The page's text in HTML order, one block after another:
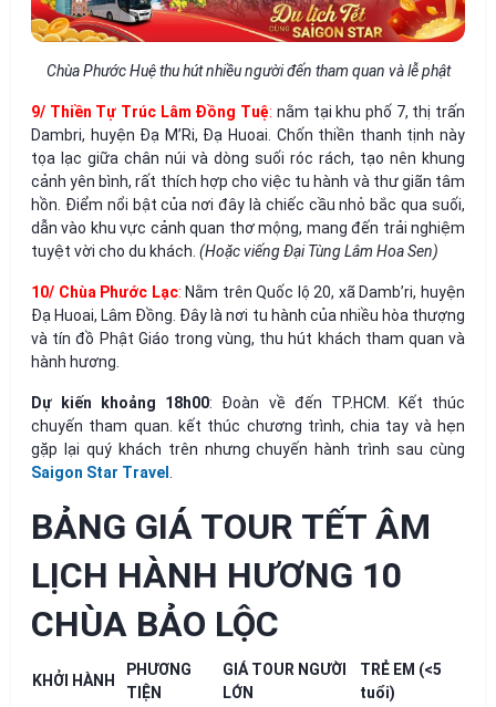
Chùa Phước Huệ thu hút nhiều người đến tham quan và lễ phật
9/ Thiền Tự Trúc Lâm Đồng Tuệ: nằm tại khu phố 7, thị trấn
Dambri, huyện Đạ M’Ri, Đạ Huoai. Chốn thiền thanh tịnh này
tọa lạc giữa chân núi và dòng suối róc rách, tạo nên khung
cảnh yên bình, rất thích hợp cho việc tu hành và thư giãn tâm
hồn. Điểm nổi bật của nơi đây là chiếc cầu nhỏ bắc qua suối,
dẫn vào khu vực cảnh quan thơ mộng, mang đến trải nghiệm
tuyệt vời cho du khách. (Hoặc viếng Đại Tùng Lâm Hoa Sen)
10/ Chùa Phước Lạc: Nằm trên Quốc lộ 20, xã Damb’ri, huyện
Đạ Huoai, Lâm Đồng. Đây là nơi tu hành của nhiều hòa thượng
và tín đồ Phật Giáo trong vùng, thu hút khách tham quan và
hành hương.
Dự kiến khoảng 18h00: Đoàn về đến TP.HCM. Kết thúc
chuyến tham quan. kết thúc chương trình, chia tay và hẹn
gặp lại quý khách trên nhưng chuyến hành trình sau cùng
Saigon Star Travel
BẢNG GIÁ TOUR TẾT ÂM
LỊCH HÀNH HƯƠNG 10
CHÙA BẢO LỘC
KHỞI HÀNH
PHƯƠNG
TIỆN
GIÁ TOUR NGƯỜI
LỚN
TRẺ EM (<5
tuổi)